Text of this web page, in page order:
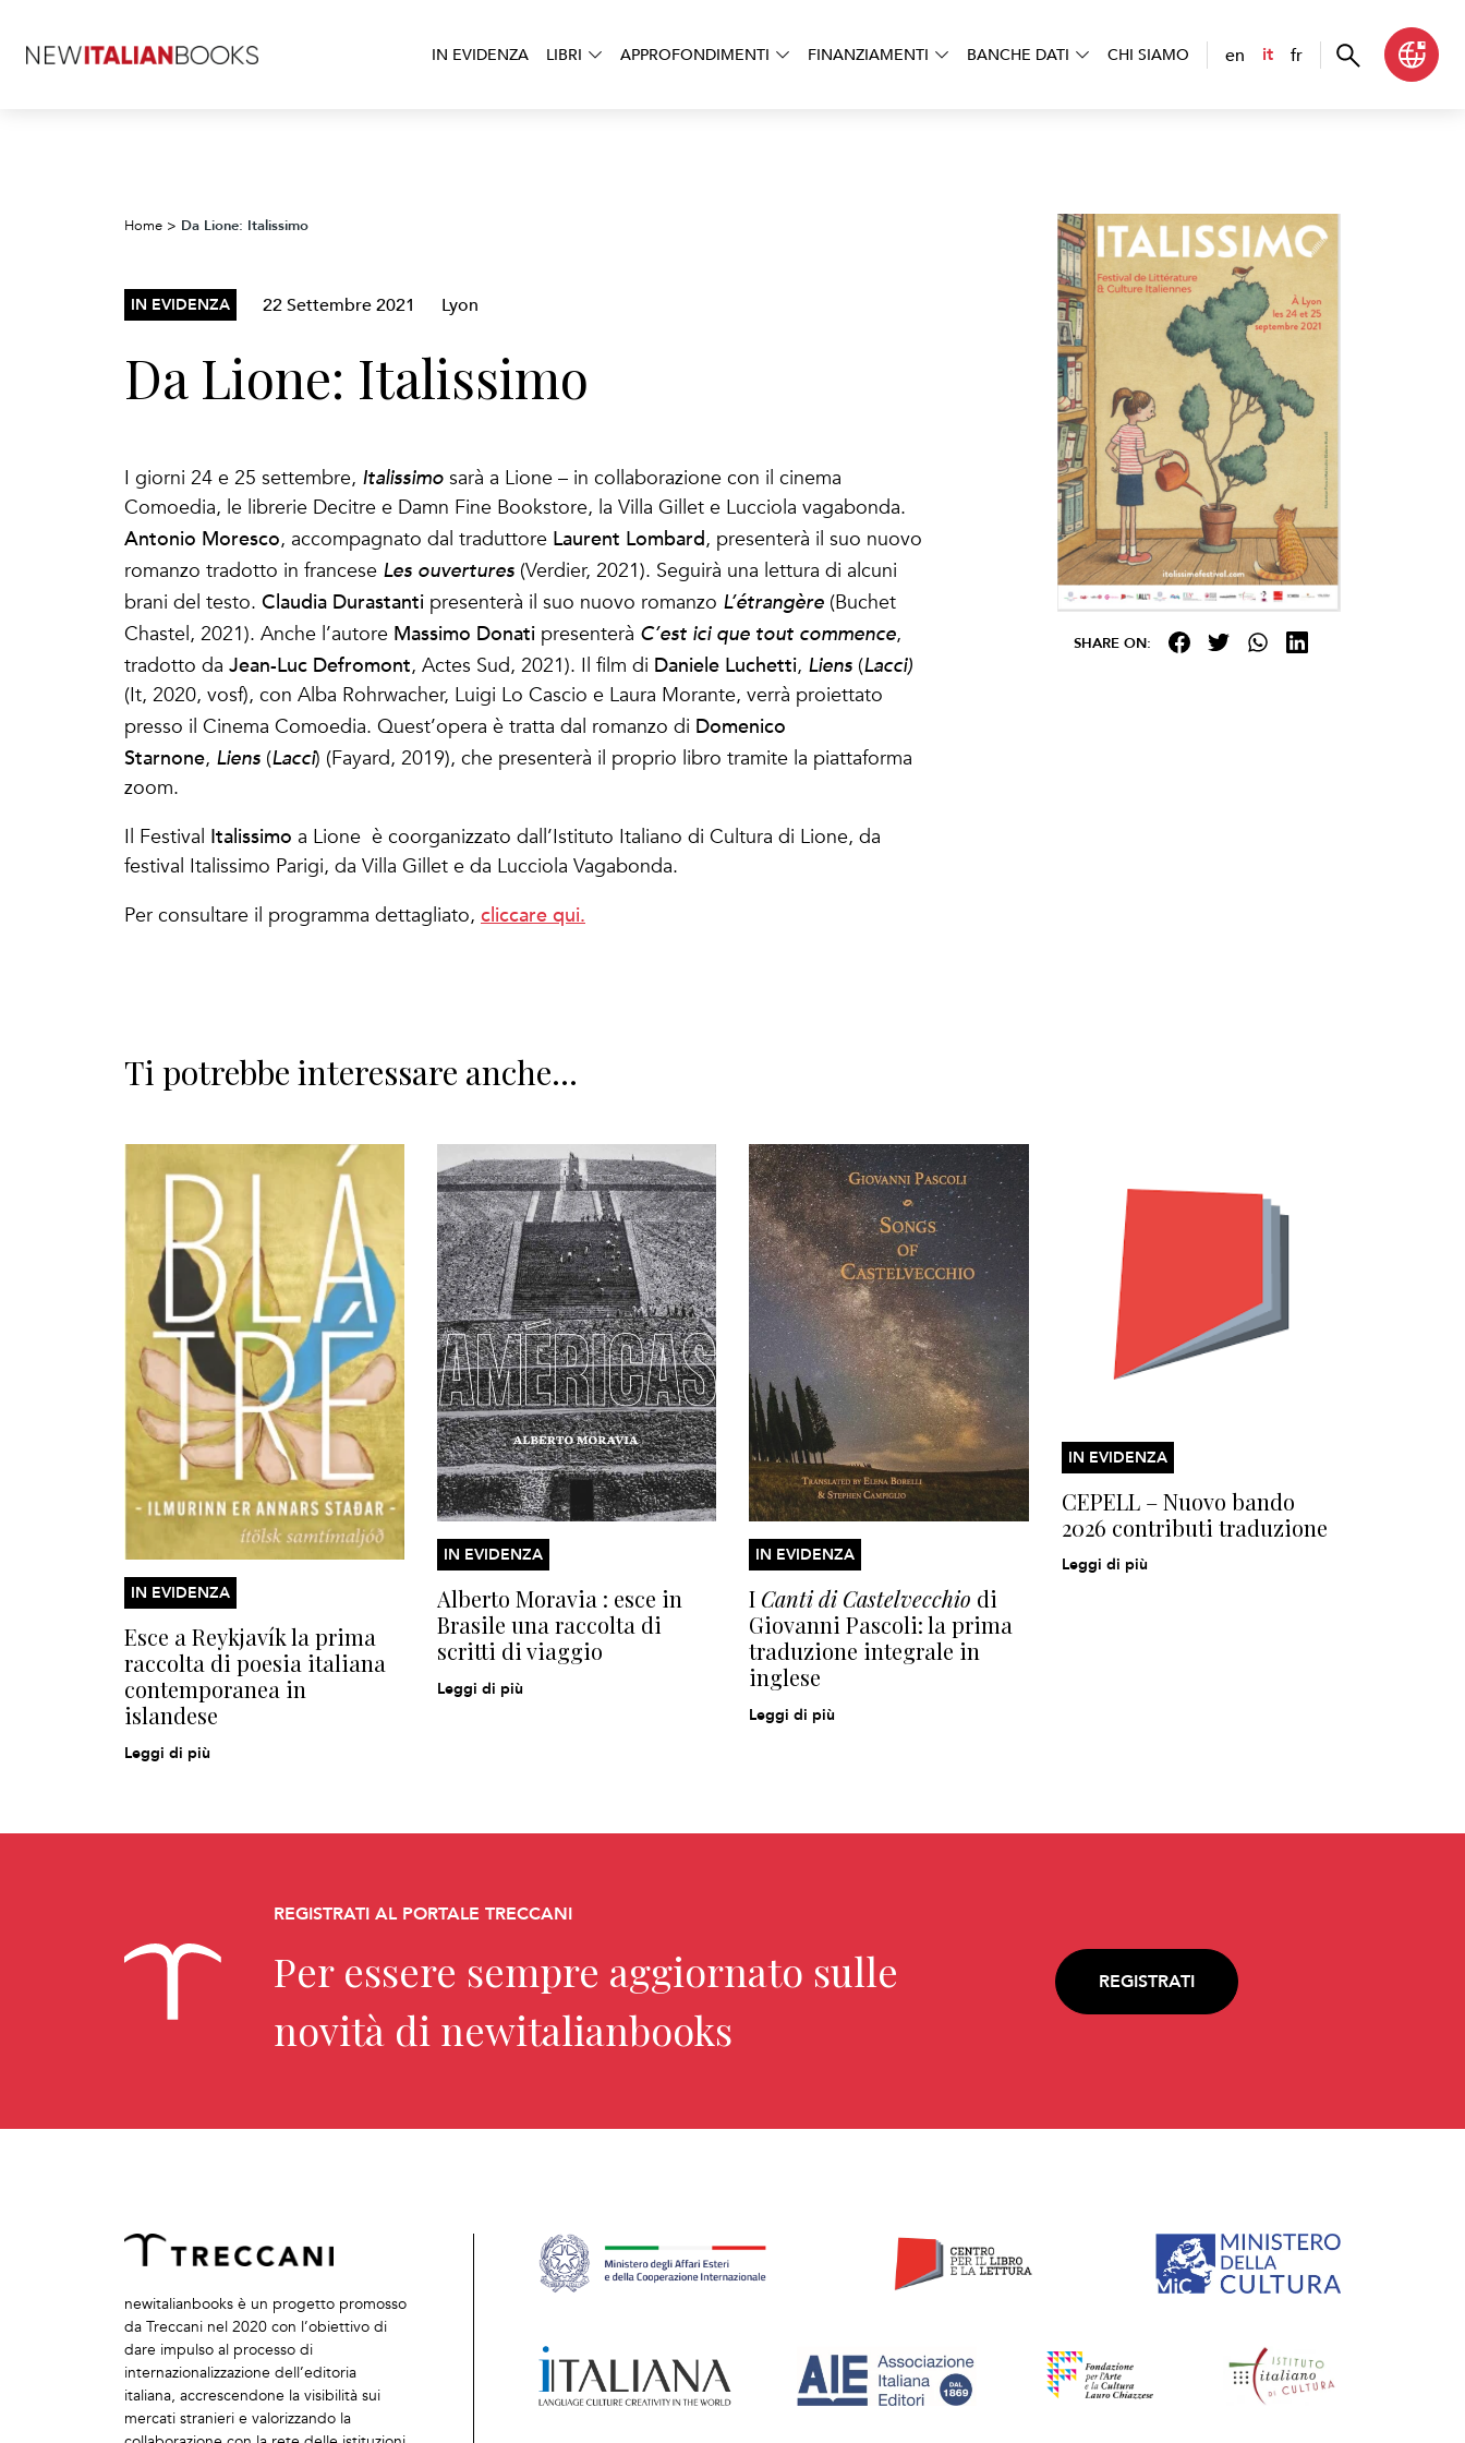
IN EVIDENZA LIBRI APPROFONDIMENTI FINANZIAMENTI BANCHE DATI CHI SIAMO en it fr
Home > Da Lione: Italissimo
IN EVIDENZA 22 Settembre 2021 Lyon
Da Lione: Italissimo
I giorni 24 e 25 settembre, Italissimo sarà a Lione – in collaborazione con il cinema
Comoedia, le librerie Decitre e Damn Fine Bookstore, la Villa Gillet e Lucciola vagabonda.
Antonio Moresco, accompagnato dal traduttore Laurent Lombard, presenterà il suo nuovo
romanzo tradotto in francese Les ouvertures (Verdier, 2021). Seguirà una lettura di alcuni
brani del testo. Claudia Durastanti presenterà il suo nuovo romanzo L’étrangère (Buchet
Chastel, 2021). Anche l’autore Massimo Donati presenterà C’est ici que tout commence,
tradotto da Jean-Luc Defromont, Actes Sud, 2021). Il film di Daniele Luchetti, Liens (Lacci)
(It, 2020, vosf), con Alba Rohrwacher, Luigi Lo Cascio e Laura Morante, verrà proiettato
presso il Cinema Comoedia. Quest’opera è tratta dal romanzo di Domenico
Starnone, Liens (Lacci) (Fayard, 2019), che presenterà il proprio libro tramite la piattaforma
zoom.
Il Festival Italissimo a Lione è coorganizzato dall’Istituto Italiano di Cultura di Lione, da
festival Italissimo Parigi, da Villa Gillet e da Lucciola Vagabonda.
Per consultare il programma dettagliato, cliccare qui.
SHARE ON:
Ti potrebbe interessare anche...
IN EVIDENZA
Esce a Reykjavík la prima
raccolta di poesia italiana
contemporanea in
islandese
Leggi di più
IN EVIDENZA
Alberto Moravia : esce in
Brasile una raccolta di
scritti di viaggio
Leggi di più
IN EVIDENZA
I Canti di Castelvecchio di
Giovanni Pascoli: la prima
traduzione integrale in
inglese
Leggi di più
IN EVIDENZA
CEPELL – Nuovo bando
2026 contributi traduzione
Leggi di più
REGISTRATI AL PORTALE TRECCANI
Per essere sempre aggiornato sulle
novità di newitalianbooks
REGISTRATI
newitalianbooks è un progetto promosso
da Treccani nel 2020 con l’obiettivo di
dare impulso al processo di
internazionalizzazione dell’editoria
italiana, accrescendone la visibilità sui
mercati stranieri e valorizzando la